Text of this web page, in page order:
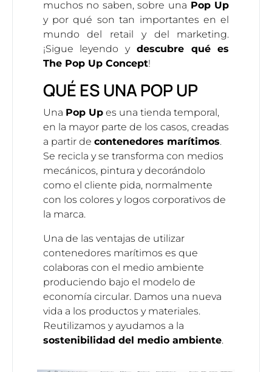
muchos no saben, sobre una Pop Up
y por qué son tan importantes en el
mundo del retail y del marketing.
¡Sigue leyendo y descubre qué es
The Pop Up Concept!
QUÉ ES UNA POP UP
Una Pop Upes una tienda temporal,
en la mayor parte de los casos, creadas
a partir de contenedores marítimos.
Se recicla y se transforma con medios
mecánicos, pintura y decorándolo
como el cliente pida, normalmente
con los colores y logos corporativos de
la marca.
Una de las ventajas de utilizar
contenedores marítimos es que
colaboras con el medio ambiente
produciendo bajo el modelo de
economía circular. Damos una nueva
vida a los productos y materiales.
Reutilizamos y ayudamos a la
sostenibilidad del medio ambiente.